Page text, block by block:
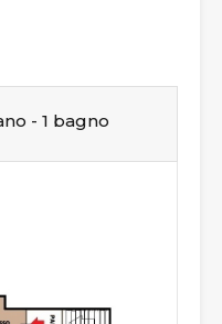
- 1 bagno